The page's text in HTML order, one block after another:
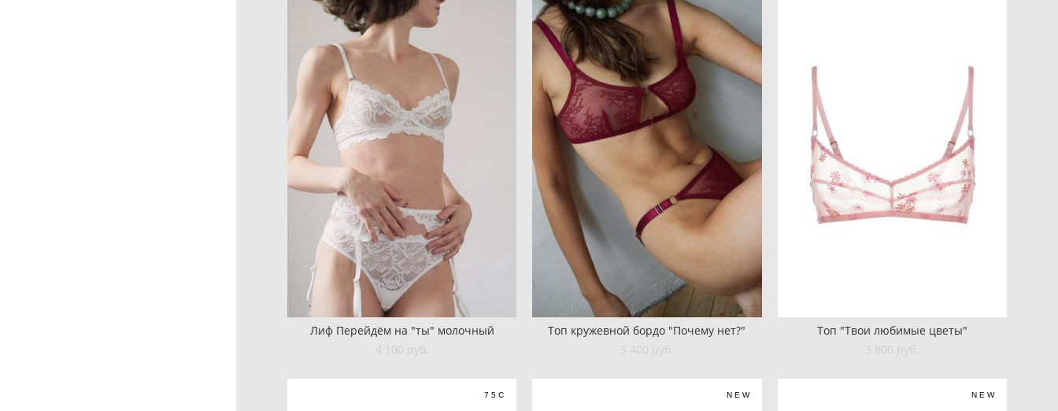
Лиф Перейдём на "ты" молочный
4 100 pуб.
Топ кружевной бордо "Почему нет?"
3 400 pуб.
Топ "Твои любимые цветы"
3 800 pуб.
75C NEW NEW